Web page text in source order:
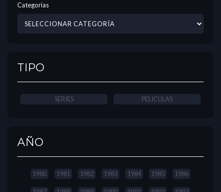
Categorías
TIPO
SERIES PELICULAS
AÑO
1980 1981 1982 1983 1984 1985 1986